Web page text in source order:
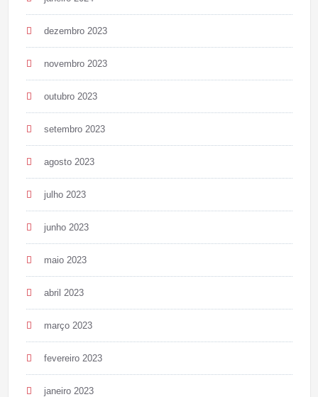
dezembro 2023
novembro 2023
outubro 2023
setembro 2023
agosto 2023
julho 2023
junho 2023
maio 2023
abril 2023
março 2023
fevereiro 2023
janeiro 2023